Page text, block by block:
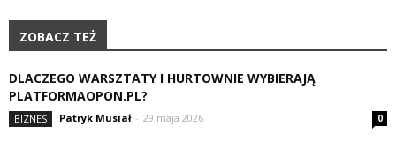
ZOBACZ TEŻ
DLACZEGO WARSZTATY I HURTOWNIE WYBIERAJĄ
PLATFORMAOPON.PL?
BIZNES Patryk Musiał - 29 maja 2026 0